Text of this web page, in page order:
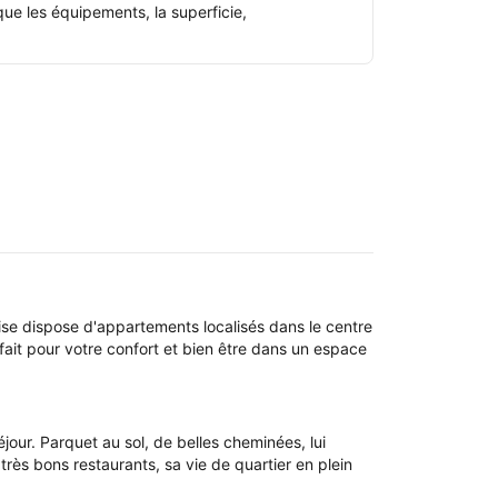
les équipements, la superficie,
dispose d'appartements localisés dans le centre
pour votre confort et bien être dans un espace
Parquet au sol, de belles cheminées, lui
bons restaurants, sa vie de quartier en plein